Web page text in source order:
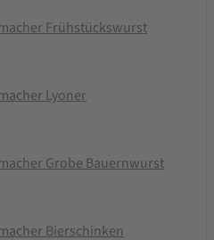
Frühstückswurst
Lyoner
Grobe Bauernwurst
Bierschinken